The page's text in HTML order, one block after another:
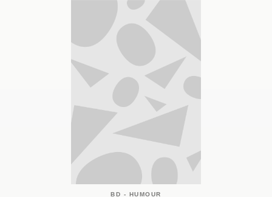
BD - HUMOUR